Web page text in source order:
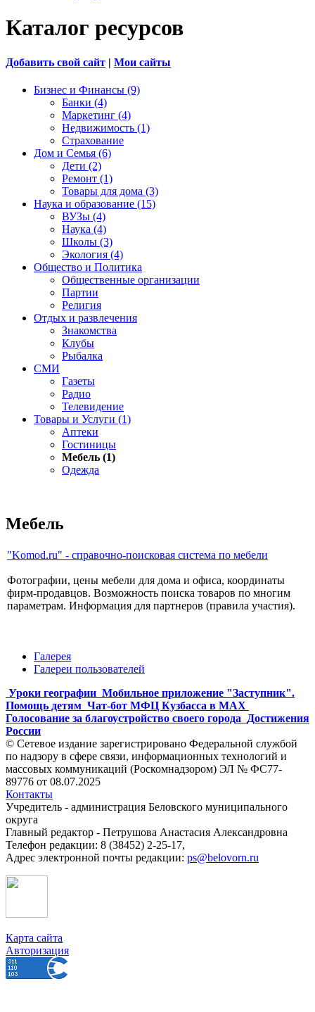
Каталог ресурсов
Добавить свой сайт | Мои сайты
Бизнес и Финансы (9)
Банки (4)
Маркетинг (4)
Недвижимость (1)
Страхование
Дом и Семья (6)
Дети (2)
Ремонт (1)
Товары для дома (3)
Наука и образование (15)
ВУЗы (4)
Наука (4)
Школы (3)
Экология (4)
Общество и Политика
Общественные организации
Партии
Религия
Отдых и развлечения
Знакомства
Клубы
Рыбалка
СМИ
Газеты
Радио
Телевидение
Товары и Услуги (1)
Аптеки
Гостиницы
Мебель (1)
Одежда
Мебель
"Komod.ru" - справочно-поисковая система по мебели
Фотографии, цены мебели для дома и офиса, координаты
фирм-продавцов. Возможность поиска товаров по многим
параметрам. Информация для партнеров (правила участия).
Галерея
Галереи пользователей
Уроки географии Мобильное приложение "Заступник".
Помощь детям Чат-бот МФЦ Кузбасса в MAX
Голосование за благоустройство своего города
Достижения
России
© Сетевое издание зарегистрировано Федеральной службой
по надзору в сфере связи, информационных технологий и
массовых коммуникаций (Роскомнадзором) ЭЛ № ФС77-
89776 от 08.07.2025
Контакты
Учредитель - администрация Беловского муниципального
округа
Главный редактор - Петрушова Анастасия Александровна
Телефон редакции: 8 (38452) 2-25-17,
Адрес электронной почты редакции: ps@belovorn.ru
Карта сайта
Авторизация